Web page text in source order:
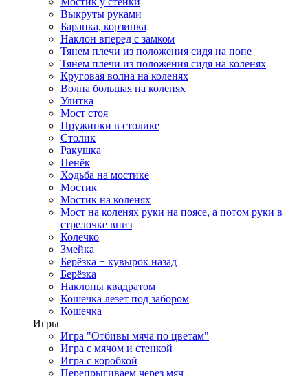
Выкруты руками
Баранка, корзинка
Наклон вперед с замком
Тянем плечи из положения сидя на попе
Тянем плечи из положения сидя на коленях
Круговая волна на коленях
Волна большая на коленях
Улитка
Мост стоя
Пружинки в столике
Столик
Ракушка
Пенёк
Ходьба на мостике
Мостик
Мостик на коленях
Мост на коленях руки на поясе, а потом руки в
стрелочке вниз
Колечко
Змейка
Берёзка + кувырок назад
Берёзка
Наклоны квадратом
Кошечка лезет под забором
Кошечка
Игры
Игра "Отбивы мяча по цветам"
Игра с мячом и стенкой
Игра с коробкой
Перепрыгиваем через мяч